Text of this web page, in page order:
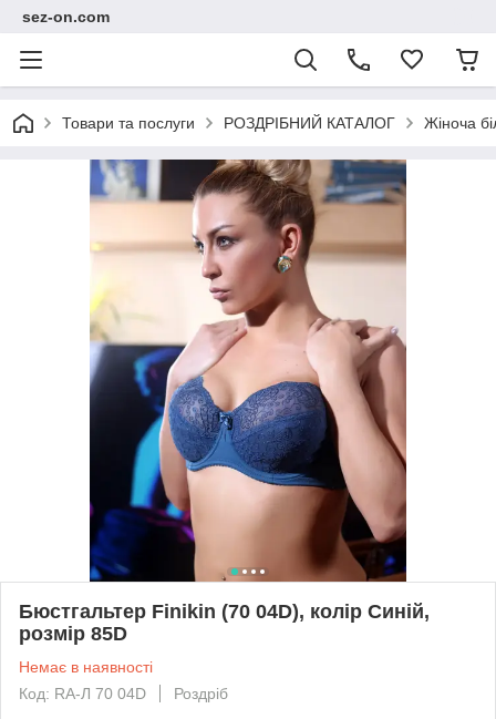
sez-on.com
Товари та послуги РОЗДРІБНИЙ КАТАЛОГ Жіноча
Бюстгальтер Finikin (70 04D), колір Синій,
розмір 85D
Немає в наявності
Код: RA-Л 70 04D
Роздріб